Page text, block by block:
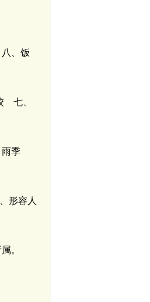
、饭
七、
季
形容人
。